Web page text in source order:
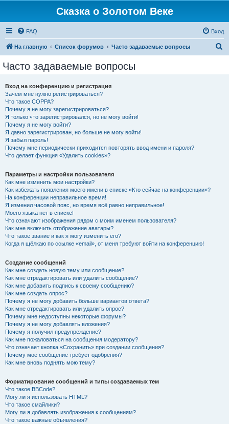
Сказка о Золотом Веке
FAQ Вход
На главную Список форумов Часто задаваемые вопросы
Часто задаваемые вопросы
Вход на конференцию и регистрация
Зачем мне нужно регистрироваться?
Что такое COPPA?
Почему я не могу зарегистрироваться?
Я только что зарегистрировался, но не могу войти!
Почему я не могу войти?
Я давно зарегистрирован, но больше не могу войти!
Я забыл пароль!
Почему мне периодически приходится повторять ввод имени и пароля?
Что делает функция «Удалить cookies»?
Параметры и настройки пользователя
Как мне изменить мои настройки?
Как избежать появления моего имени в списке «Кто сейчас на конференции»?
На конференции неправильное время!
Я изменил часовой пояс, но время всё равно неправильное!
Моего языка нет в списке!
Что означают изображения рядом с моим именем пользователя?
Как мне включить отображение аватары?
Что такое звание и как я могу изменить его?
Когда я щёлкаю по ссылке «email», от меня требуют войти на конференцию!
Создание сообщений
Как мне создать новую тему или сообщение?
Как мне отредактировать или удалить сообщение?
Как мне добавить подпись к своему сообщению?
Как мне создать опрос?
Почему я не могу добавить больше вариантов ответа?
Как мне отредактировать или удалить опрос?
Почему мне недоступны некоторые форумы?
Почему я не могу добавлять вложения?
Почему я получил предупреждение?
Как мне пожаловаться на сообщения модератору?
Что означает кнопка «Сохранить» при создании сообщения?
Почему моё сообщение требует одобрения?
Как мне вновь поднять мою тему?
Форматирование сообщений и типы создаваемых тем
Что такое BBCode?
Могу ли я использовать HTML?
Что такое смайлики?
Могу ли я добавлять изображения к сообщениям?
Что такое важные объявления?